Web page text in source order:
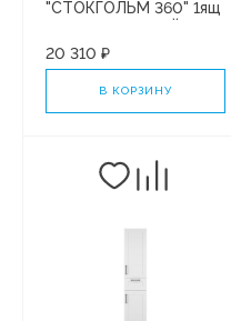
"СТОКГОЛЬМ 360" 1ящ
СОФТ PUSH
20 310 ₽
В КОРЗИНУ